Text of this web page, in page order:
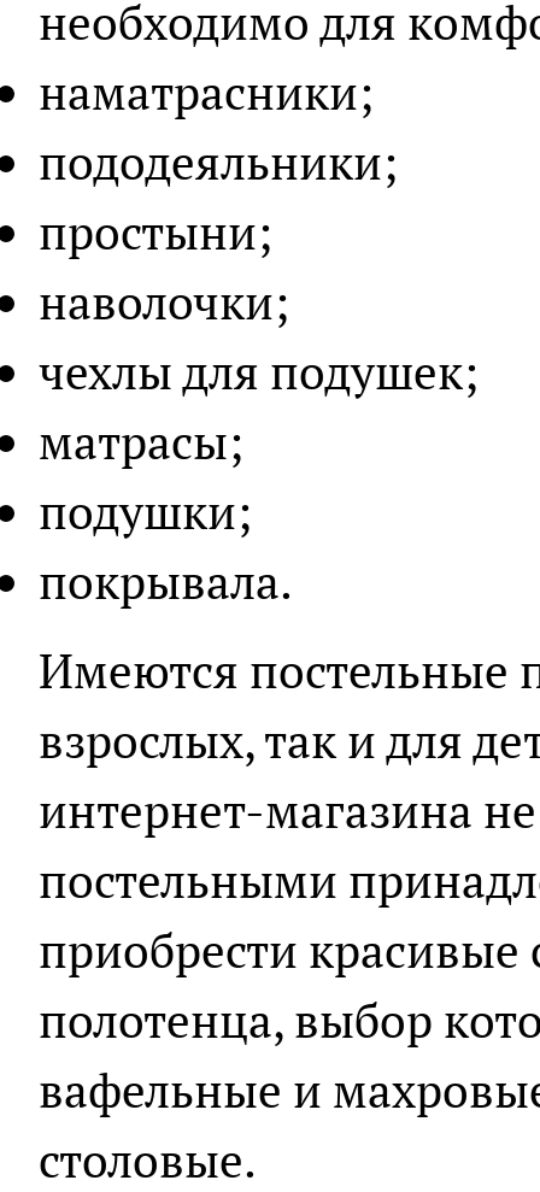
необходимо для
наматрасники;
пододеяльники;
простыни;
наволочки;
чехлы для подушек;
матрасы;
подушки;
покрывала.
Имеются постельные
взрослых, так и для
интернет-магазина
постельными
приобрести красивые
полотенца, выбор
вафельные и
столовые.